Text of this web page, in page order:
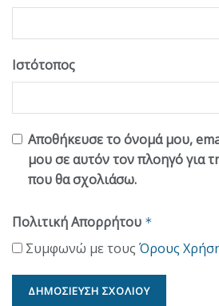
Ιστότοπος
Αποθήκευσε το όνομά μου,
μου σε αυτόν τον πλοηγό για
που θα σχολιάσω.
Πολιτική Απορρήτου *
Συμφωνώ με τους Όρους